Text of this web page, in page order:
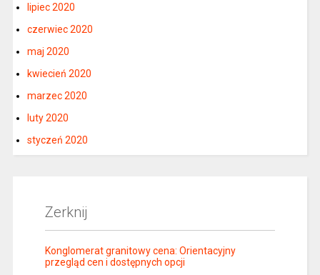
lipiec 2020
czerwiec 2020
maj 2020
kwiecień 2020
marzec 2020
luty 2020
styczeń 2020
Zerknij
Konglomerat granitowy cena: Orientacyjny
przegląd cen i dostępnych opcji